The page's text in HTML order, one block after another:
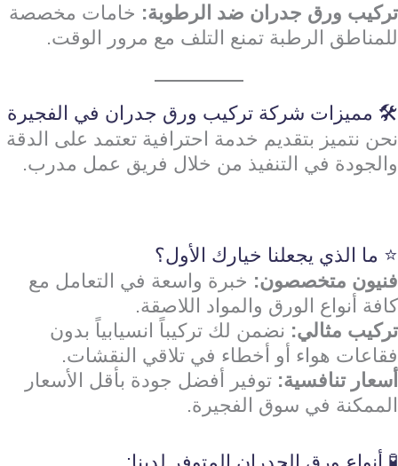
تركيب ورق جدران ضد الرطوبة: خامات مخصصة
للمناطق الرطبة تمنع التلف مع مرور الوقت.
🛠️ مميزات شركة تركيب ورق جدران في الفجيرة
نحن نتميز بتقديم خدمة احترافية تعتمد على الدقة
والجودة في التنفيذ من خلال فريق عمل مدرب.
⭐ ما الذي يجعلنا خيارك الأول؟
فنيون متخصصون: خبرة واسعة في التعامل مع
كافة أنواع الورق والمواد اللاصقة.
تركيب مثالي: نضمن لك تركيباً انسيابياً بدون
فقاعات هواء أو أخطاء في تلاقي النقشات.
أسعار تنافسية: توفير أفضل جودة بأقل الأسعار
الممكنة في سوق الفجيرة.